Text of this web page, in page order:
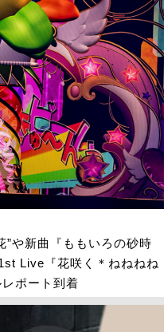
”や新曲『ももいろの砂時
Live『花咲く＊ねねねね
ポート到着